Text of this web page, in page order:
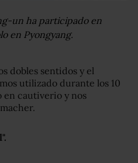
un ha participado en
en Pyongyang.
dobles sentidos y el
utilizado durante los 10
en cautiverio y nos
.